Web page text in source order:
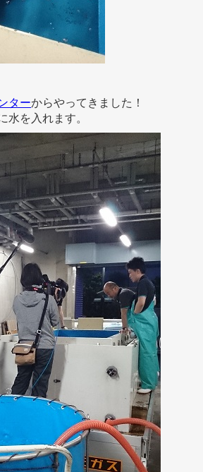
ターからやってきました！
水を入れます。